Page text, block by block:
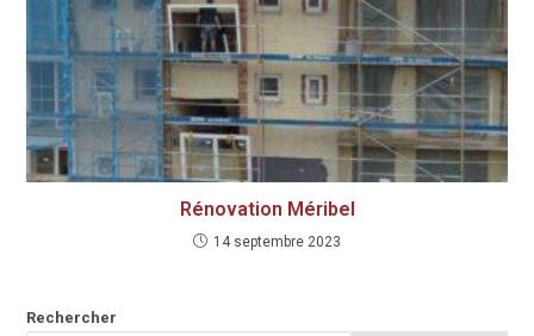
Rénovation Méribel
14 septembre 2023
Rechercher